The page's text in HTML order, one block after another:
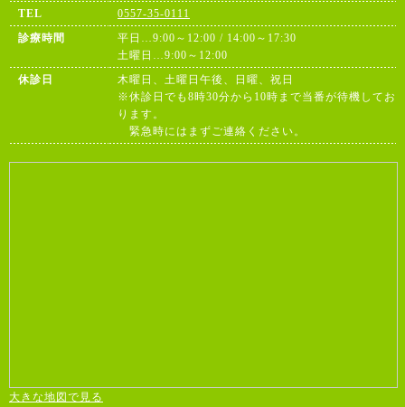
大きな地図で見る
TEL
0557-35-0111
診療時間
平日…9:00～12:00 / 14:00～17:30
土曜日…9:00～12:00
休診日
木曜日、土曜日午後、日曜、祝日
※休診日でも8時30分から10時まで当番が待機してお
ります。
緊急時にはまずご連絡ください。